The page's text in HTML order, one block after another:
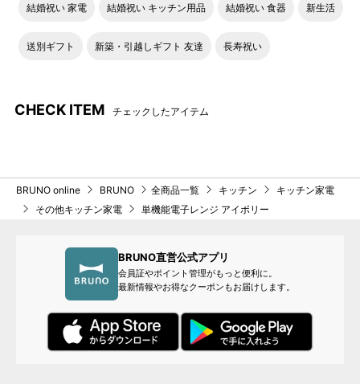
結婚祝い 家電 結婚祝い キッチン用品 結婚祝い 食器 新生活
送別ギフト 新築・引越しギフト 友達 長寿祝い
CHECK ITEM チェックしたアイテム
BRUNO online BRUNO 全商品一覧 キッチン
キッチン家電
その他キッチン家電
単機能電子レンジ アイボリー
BRUNO直営公式アプリ
会員証やポイント管理がもっと便利に。
最新情報やお得なクーポンもお届けします。